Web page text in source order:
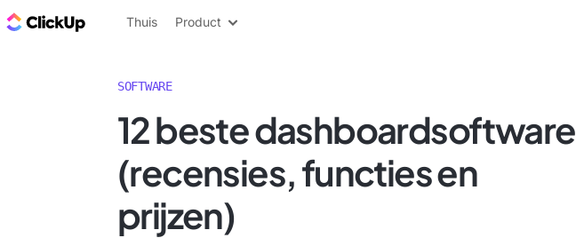
ClickUp Blog
Thuis Product
SOFTWARE
12 beste dashboardsoftware
(recensies, functies en
prijzen)